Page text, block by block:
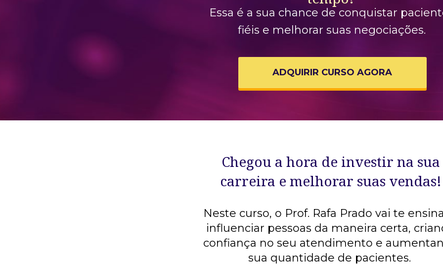
Essa é a sua chance de conquistar
fiéis e melhorar suas negociações.
ADQUIRIR CURSO AGORA
Chegou a hora de investir na sua
carreira e melhorar suas vendas!
Neste curso, o Prof. Rafa Prado vai te
influenciar pessoas da maneira certa,
confiança no seu atendimento e
sua quantidade de pacientes.